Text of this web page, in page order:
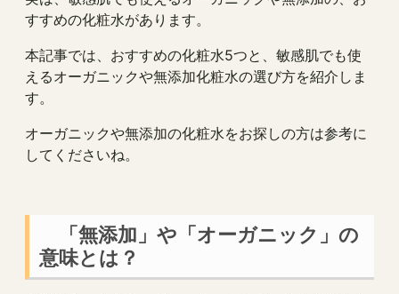
すすめの化粧水があります。
本記事では、おすすめの化粧水5つと、敏感肌でも使
えるオーガニックや無添加化粧水の選び方を紹介しま
す。
オーガニックや無添加の化粧水をお探しの方は参考に
してくださいね。
「無添加」や「オーガニック」の
意味とは？